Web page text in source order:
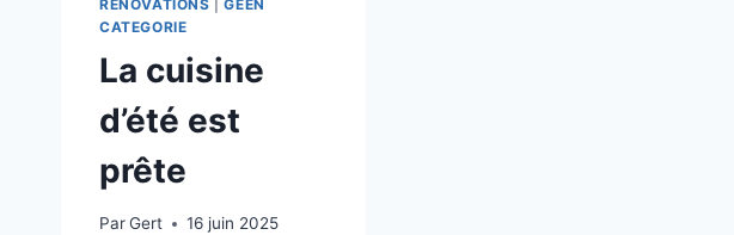
RÉNOVATIONS |GEEN
CATEGORIE
La cuisine
d’été est
prête
ParGert 16 juin 2025